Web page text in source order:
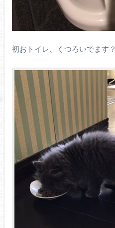
初おトイレ、くつろいでます？